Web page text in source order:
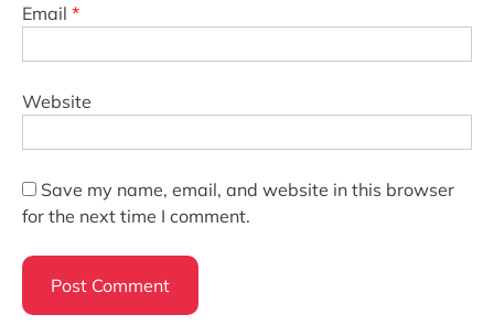
Email *
Website
Save my name, email, and website in this browser
for the next time I comment.